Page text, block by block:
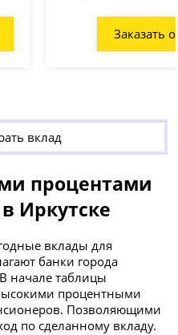
Заказать
вклад
процентами
Иркутске
вклады для
банки города
В начале таблицы
процентными
Позволяющими
по сделанному вкладу.